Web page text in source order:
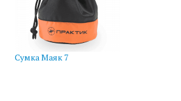
Сумка Маяк 7